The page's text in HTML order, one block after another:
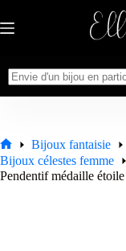
au
contenu
Accueil
Bijoux fantaisie
Bijoux célestes femme
Pendentif médaille